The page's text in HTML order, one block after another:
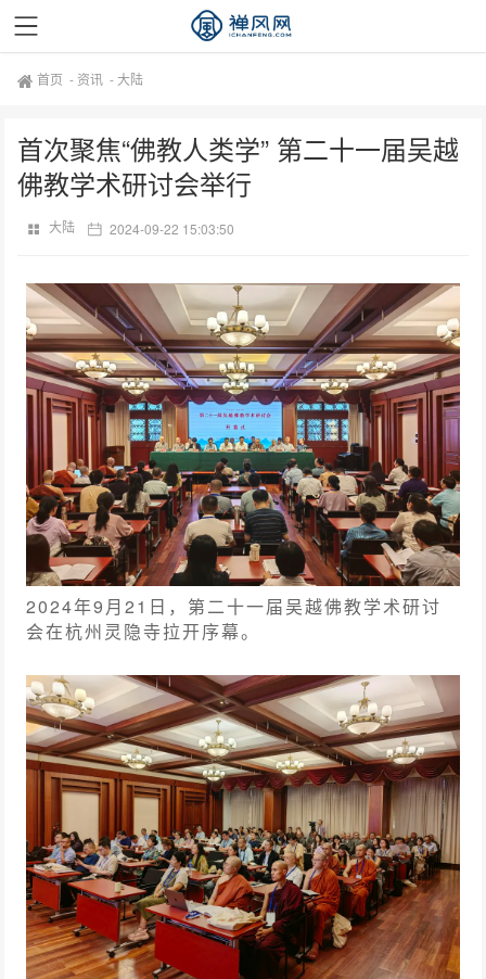
首页 - 资讯 -大陆
首次聚焦“佛教人类学” 第二十一届吴越
佛教学术研讨会举行
大陆 2024-09-22 15:03:50
2024年9月21日，第二十一届吴越佛教学术研讨
会在杭州灵隐寺拉开序幕。